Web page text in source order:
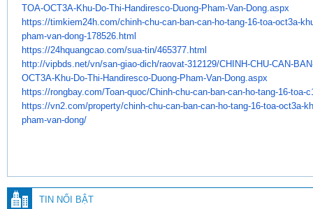
TOA-OCT3A-Khu-Do-Thi-Handiresco-Duong-Pham-Van-Dong.aspx
https://timkiem24h.com/chinh-chu-can-ban-can-ho-tang-16-toa-oct3a-
pham-van-dong-178526.html
https://24hquangcao.com/sua-tin/465377.html
http://vipbds.net/vn/san-giao-dich/raovat-312129/CHINH-CHU-CAN-
OCT3A-Khu-Do-Thi-Handiresco-Duong-Pham-Van-Dong.aspx
https://rongbay.com/Toan-quoc/Chinh-chu-can-ban-can-ho-tang-16-toa-
https://vn2.com/property/chinh-chu-can-ban-can-ho-tang-16-toa-oct3a-
pham-van-dong/
TIN NỔI BẬT